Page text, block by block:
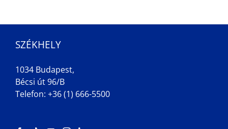
SZÉKHELY
1034 Budapest,
Bécsi út 96/B
Telefon: +36 (1) 666-5500